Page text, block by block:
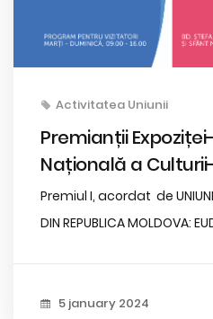
Activitatea Uniunii
Premianții
Națională a
Premiul I, acordat de
DIN REPUBLICA MOLDOVA:
5 january 2024